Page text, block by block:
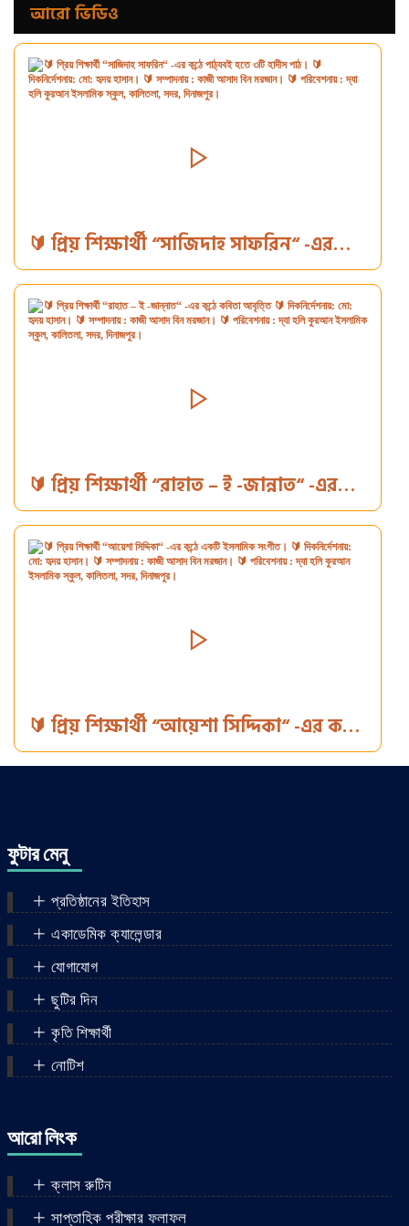
আরো ভিডিও
🔰 প্রিয় শিক্ষার্থী “সাজিদাহ সাফরিন“ -এর
কন্ঠে পাঠ্যবই হতে ৩টি হাদীস পাঠ। 🔰
দিকনির্দেশনায়: মো: হৃদয় হাসান। 🔰
সম্পাদনায় : কাজী আসাদ বিন মরজান। 🔰
কালিতলা, সদর, দিনাজপুর।
🔰 প্রিয় শিক্ষার্থী “রাহাত – ই -জান্নাত“ -এর
কন্ঠে কবিতা আবৃত্তি 🔰 দিকনির্দেশনায়: মো:
হৃদয় হাসান। 🔰 সম্পাদনায় : কাজী আসাদ বিন
মরজান। 🔰 পরিবেশনায় : দ্যা হলি কুরআন
🔰 প্রিয় শিক্ষার্থী “আয়েশা সিদ্দিকা“ -এর কন্ঠে
একটি ইসলামিক সংগীত। 🔰 দিকনির্দেশনায়:
দিনাজপুর।
ফুটার মেনু
প্রতিষ্ঠানের ইতিহাস
একাডেমিক ক্যালেন্ডার
যোগাযোগ
ছুটির দিন
কৃতি শিক্ষার্থী
নোটিশ
আরো লিংক
ক্লাস রুটিন
সাপ্তাহিক পরীক্ষার ফলাফল